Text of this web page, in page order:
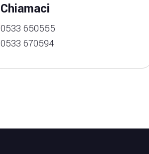
Chiamaci
0533 650555
0533 670594